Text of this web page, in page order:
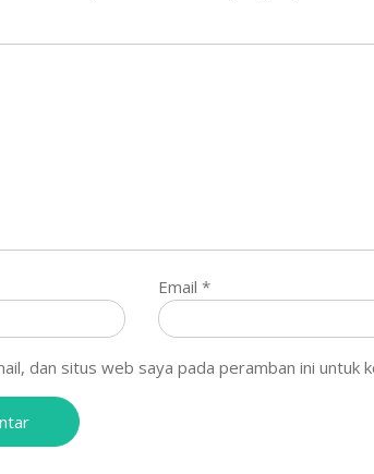
Email *
dan situs web saya pada peramban ini untuk